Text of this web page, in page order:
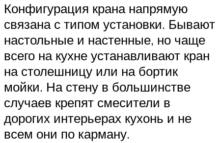
Конфигурация крана напрямую
связана с типом установки. Бывают
настольные и настенные, но чаще
всего на кухне устанавливают кран
на столешницу или на бортик
мойки. На стену в большинстве
случаев крепят смесители в
дорогих интерьерах кухонь и не
всем они по карману.